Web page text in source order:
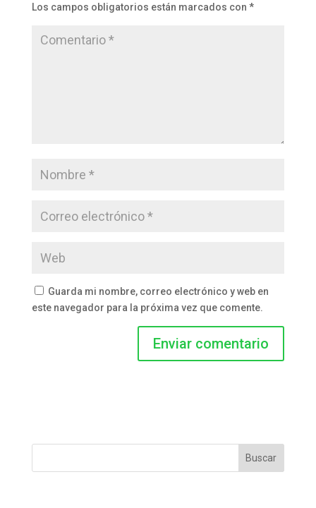
Los campos obligatorios están marcados con *
Guarda mi nombre, correo electrónico y web en
este navegador para la próxima vez que comente.
Buscar